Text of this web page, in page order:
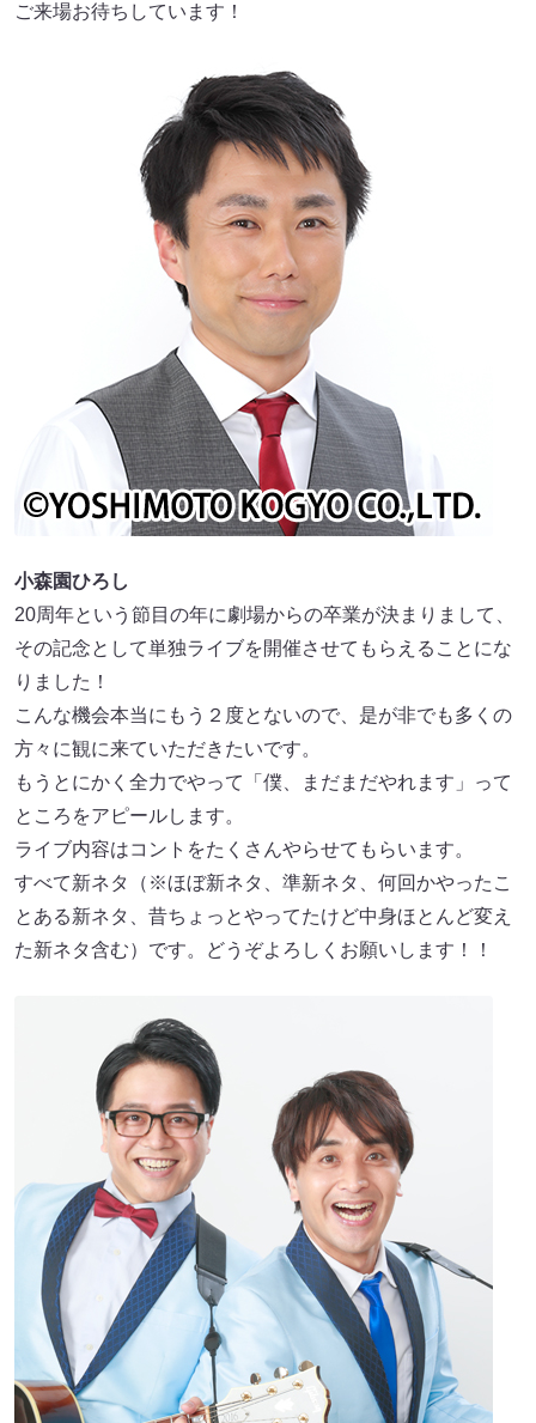
ご来場お待ちしています！
小森園ひろし
20周年という節目の年に劇場からの卒業が決まりまして、
その記念として単独ライブを開催させてもらえることにな
りました！
こんな機会本当にもう２度とないので、是が非でも多くの
方々に観に来ていただきたいです。
もうとにかく全力でやって「僕、まだまだやれます」って
ところをアピールします。
ライブ内容はコントをたくさんやらせてもらいます。
すべて新ネタ（※ほぼ新ネタ、準新ネタ、何回かやったこ
とある新ネタ、昔ちょっとやってたけど中身ほとんど変え
た新ネタ含む）です。どうぞよろしくお願いします！！